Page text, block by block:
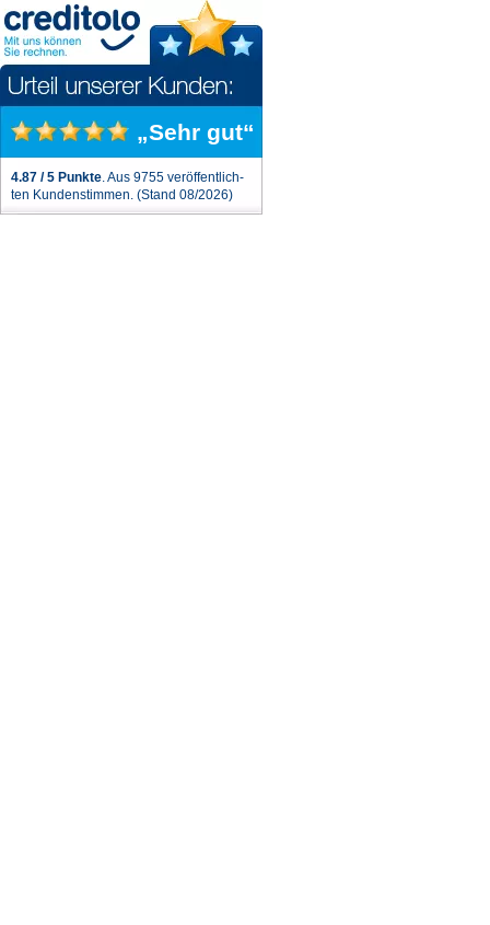
„Sehr gut“
4.87 / 5 Punkte. Aus 9755 veröffentlich-
ten Kundenstimmen. (Stand 08/2026)